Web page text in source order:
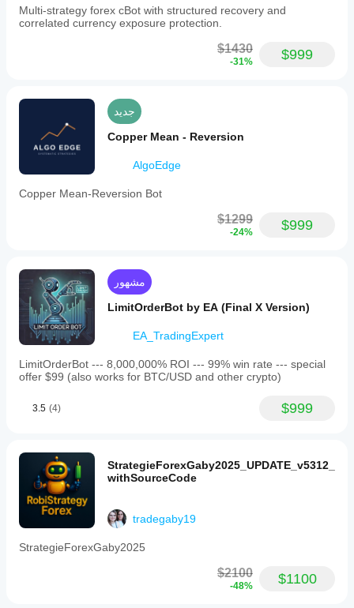
enable
continuous
using
and
1-
bars
with
a
4.3%
risk
balance.
The
bot
targets
income
generation
automated
GBPUSD
pair
under
specified
conditions.
Multi-strategy forex cBot with structured recovery and
correlated currency exposure protection.
$1430
-31% $999
جديد
Copper Mean - Reversion
AlgoEdge
Copper Mean-Reversion Bot
$1299
-24% $999
مشهور
LimitOrderBot by EA (Final X Version)
EA_TradingExpert
LimitOrderBot --- 8,000,000% ROI --- 99% win rate --- special
offer $99 (also works for BTC/USD and other crypto)
3.5 (4) $999
StrategieForexGaby2025_UPDATE_v5312_
withSourceCode
tradegaby19
StrategieForexGaby2025
$2100
-48% $1100